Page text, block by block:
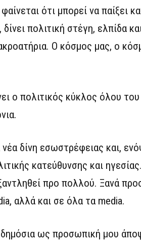
ότι μπορεί να παίξει
πολιτική στέγη, ελπίδα
Ο κόσμος μας, ο
ο πολιτικός κύκλος όλου
δίνη εσωστρέφειας και,
κατεύθυνσης και
προ πολλού. Ξανά
αλλά και σε όλα τα media.
ως προσωπική μου